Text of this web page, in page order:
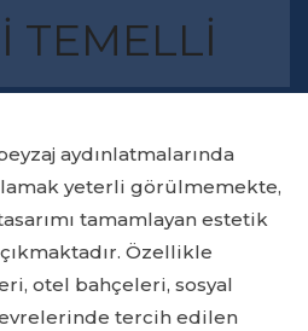
TEMELLİ
aydınlatmalarında
yeterli görülmemekte,
tamamlayan estetik
Özellikle
otel bahçeleri, sosyal
tercih edilen